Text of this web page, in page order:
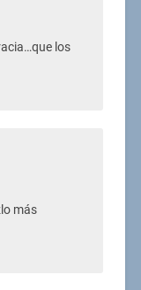
los
más